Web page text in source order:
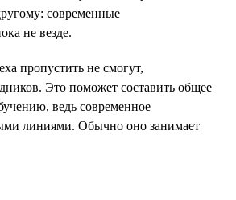
современные
не везде.
пропустить не смогут,
Это поможет составить общее
ведь современное
линиями. Обычно оно занимает